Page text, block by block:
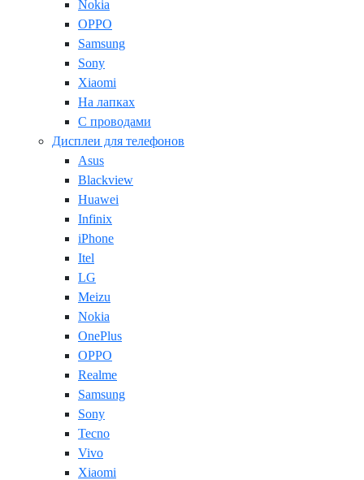
Nokia
OPPO
Samsung
Sony
Xiaomi
На лапках
С проводами
Дисплеи для телефонов
Asus
Blackview
Huawei
Infinix
iPhone
Itel
LG
Meizu
Nokia
OnePlus
OPPO
Realme
Samsung
Sony
Tecno
Vivo
Xiaomi